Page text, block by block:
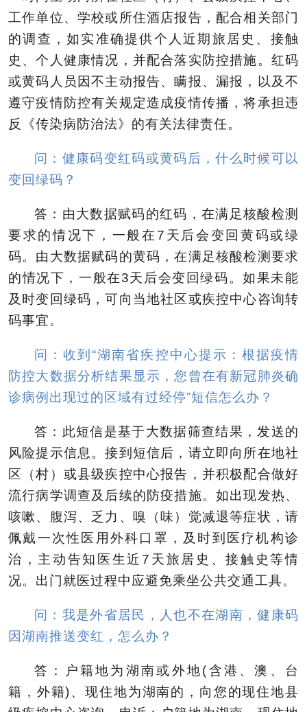
工作单位、学校或所住酒店报告，配合相关部门
的调查，如实准确提供个人近期旅居史、接触
史、个人健康情况，并配合落实防控措施。红码
或黄码人员因不主动报告、瞒报、漏报，以及不
遵守疫情防控有关规定造成疫情传播，将承担违
反《传染病防治法》的有关法律责任。
问：健康码变红码或黄码后，什么时候可以
变回绿码？
答：由大数据赋码的红码，在满足核酸检测
要求的情况下，一般在7天后会变回黄码或绿
码。由大数据赋码的黄码，在满足核酸检测要求
的情况下，一般在3天后会变回绿码。如果未能
及时变回绿码，可向当地社区或疾控中心咨询转
码事宜。
问：收到“湖南省疾控中心提示：根据疫情
防控大数据分析结果显示，您曾在有新冠肺炎确
诊病例出现过的区域有过经停”短信怎么办？
答：此短信是基于大数据筛查结果，发送的
风险提示信息。接到短信后，请立即向所在地社
区（村）或县级疾控中心报告，并积极配合做好
流行病学调查及后续的防疫措施。如出现发热、
咳嗽、腹泻、乏力、嗅（味）觉减退等症状，请
佩戴一次性医用外科口罩，及时到医疗机构诊
治，主动告知医生近7天旅居史、接触史等情
况。出门就医过程中应避免乘坐公共交通工具。
问：我是外省居民，人也不在湖南，健康码
因湖南推送变红，怎么办？
答：户籍地为湖南或外地(含港、澳、台
籍，外籍)、现住地为湖南的，向您的现住地县